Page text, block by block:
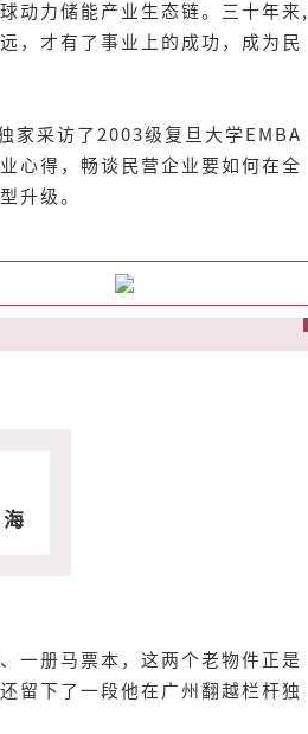
动力储能产业生态链。三十年来,
，才有了事业上的成功，成为民
家采访了2003级复旦大学EMBA
心得，畅谈民营企业要如何在全
升级。
一册马票本，这两个老物件正是
留下了一段他在广州翻越栏杆独